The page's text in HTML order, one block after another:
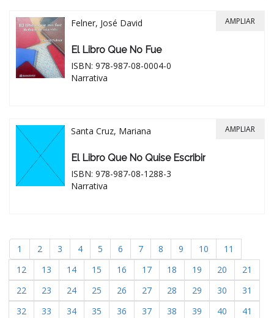
Felner, José David
El Libro Que No Fue
ISBN: 978-987-08-0004-0
Narrativa
AMPLIAR
Santa Cruz, Mariana
El Libro Que No Quise Escribir
ISBN: 978-987-08-1288-3
Narrativa
AMPLIAR
1 2 3 4 5 6 7 8 9 10
11
12
13 14 15 16 17 18 19 20
21
22
23 24 25 26 27 28 29 30
31
32
33 34 35 36 37 38 39 40
41